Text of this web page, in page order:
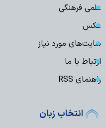
علمی فرهنگی
عکس
سایت‌های مورد نیاز
ارتباط با ما
راهنمای RSS
انتخاب زبان